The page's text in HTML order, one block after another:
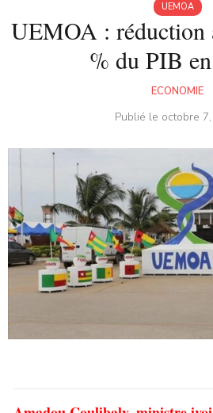
UEMOA
UEMOA : réduction
% du PIB
ECONOMIE
Publié le octobre